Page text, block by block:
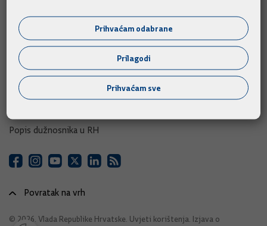
Izvozni portal
Adresar
Središnji katalog službenih dokumenata RH
Adresar tijela javne vlasti
Popis dužnosnika u RH
Povratak na vrh
© 2026. Vlada Republike Hrvatske. Uvjeti korištenja Izjava o
Prihvaćam odabrane
Prilagodi
Prihvaćam sve